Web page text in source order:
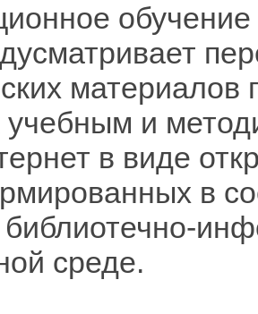
материалов
учебным и
в виде
в
библиотечно-
среде.